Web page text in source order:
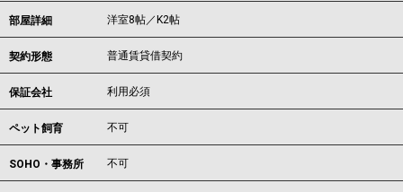
部屋詳細 洋室8帖／K2帖
契約形態 普通賃貸借契約
保証会社 利用必須
ペット飼育 不可
SOHO・事務所 不可